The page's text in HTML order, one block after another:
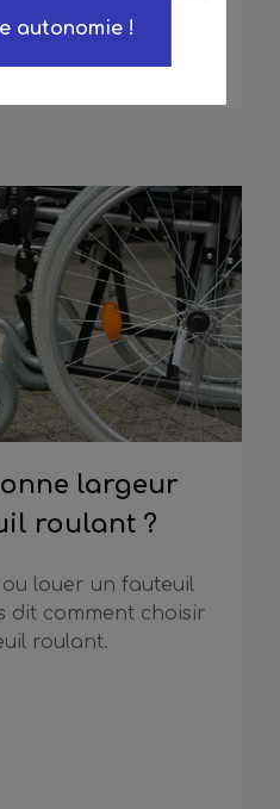
largeur
roulant ?
louer un fauteuil
dit comment choisir
roulant.